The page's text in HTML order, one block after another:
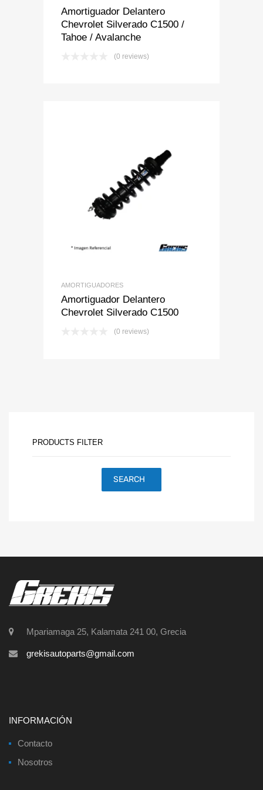
Amortiguador Delantero
Chevrolet Silverado C1500 /
Tahoe / Avalanche
(0 reviews)
Add to Wishlist
Add to Compare
AMORTIGUADORES
Amortiguador Delantero
Chevrolet Silverado C1500
(0 reviews)
PRODUCTS FILTER
SEARCH
Mpariamaga 25, Kalamata 241 00, Grecia
grekisautoparts@gmail.com
INFORMACIÓN
Contacto
Nosotros